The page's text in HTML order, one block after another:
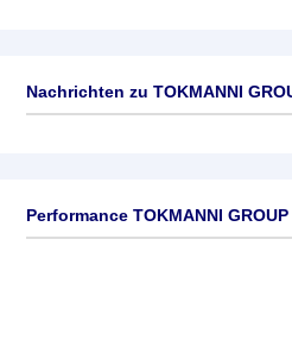
Nachrichten zu TOKMANNI
Performance TOKMANNI GROUP